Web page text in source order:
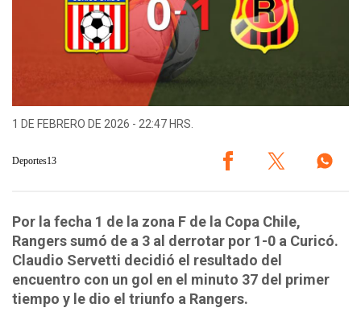
1 DE FEBRERO DE 2026 - 22:47 HRS.
Deportes13
Por la fecha 1 de la zona F de la Copa Chile,
Rangers sumó de a 3 al derrotar por 1-0 a Curicó.
Claudio Servetti decidió el resultado del
encuentro con un gol en el minuto 37 del primer
tiempo y le dio el triunfo a Rangers.